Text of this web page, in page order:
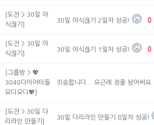
[도전 > 30일 야
식끊기]
30일 야식끊기 2일차 성공! 0
[도전 > 30일 야
식끊기]
30일 야식끊기 1일차 성공! 0
[그룹방 > 💖
3040다이어터들
모디모디💖]
죄송합니다... 요근래 정줄 놨어써요.
[도전 > 30일 다
리라인 만들기]
30일 다리라인 만들기 8일차 성공!